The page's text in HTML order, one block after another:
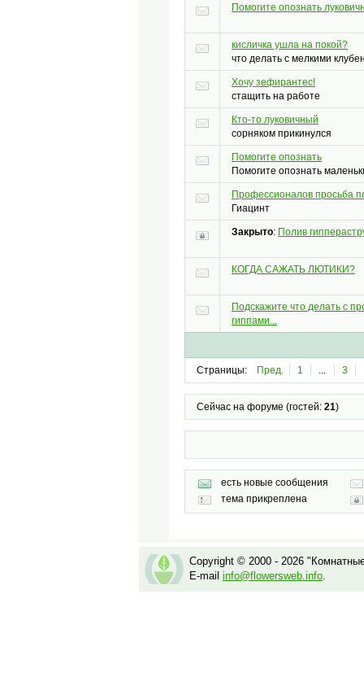
Помогите опознать
кисличка ушла на покой?
что делать с мелкими
Хочу зефирантес!
стащить на работе
Кто-то луковичный
сорняком прикинулся
Помогите опознать
Помогите опознать
Профессионалов просьба
Гиацинт
Закрыто: Полив
КОГДА САЖАТЬ ЛЮТИКИ?
Подскажите что делать с
гиппами...
Страницы: Пред. 1 ... 3
Сейчас на форуме (гостей: 21)
есть новые сообщения
тема прикреплена
Copyright © 2000 - 2026
E-mail info@flowersweb.info.